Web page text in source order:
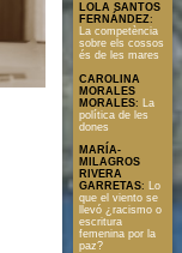
LOLA SANTOS
FERNÁNDEZ:
La competència
sobre els cossos
és de les mares
CAROLINA
MORALES
MORALES:
La
política de les
dones
MARÍA-
MILAGROS
RIVERA
GARRETAS:
Lo
que el viento se
llevó ¿racismo o
escritura
femenina por la
paz?